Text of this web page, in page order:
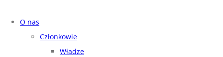
O nas
Członkowie
Władze